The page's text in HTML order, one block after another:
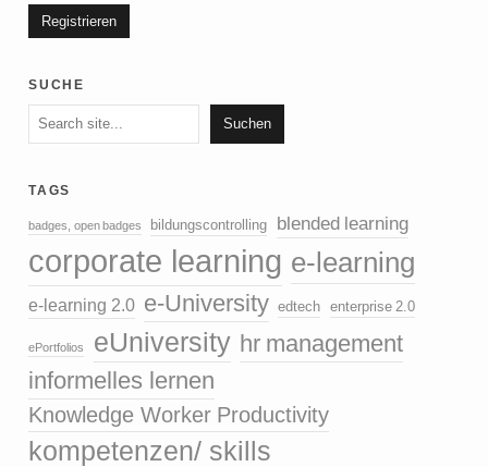
suche
Suchen
tags
badges, open badges bildungscontrolling blended learning
corporate learning e-learning
e-learning 2.0 e-University edtech enterprise 2.0
ePortfolios eUniversity hr management
informelles lernen
Knowledge Worker Productivity
kompetenzen/ skills